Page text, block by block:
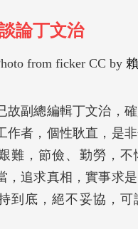
論丁文治
from ficker CC by 賴
故副總編輯丁文治，
作者，個性耿直，是
難，節儉、勤勞，不
，追求真相，實事求是
到底，絕不妥協，可